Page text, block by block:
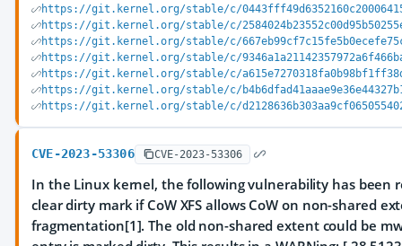
https://git.kernel.org/stable/c/
https://git.kernel.org/stable/c/
https://git.kernel.org/stable/c/
https://git.kernel.org/stable/c/
https://git.kernel.org/stable/c/
https://git.kernel.org/stable/c/
https://git.kernel.org/stable/c/
CVE-2023-53306 CVE-2023-53306
In the Linux kernel, the following vulnerability has been
clear dirty mark if CoW XFS allows CoW on non-shared
fragmentation[1]. The old non-shared extent could be